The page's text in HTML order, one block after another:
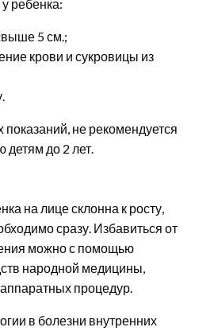
ребенка:
5 см.;
крови и сукровицы из
показаний, не рекомендуется
детям до 2 лет.
на лице склонна к росту,
сразу. Избавиться от
можно с помощью
народной медицины,
процедур.
в болезни внутренних